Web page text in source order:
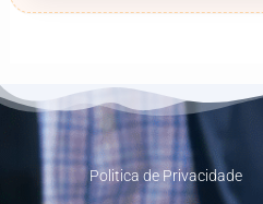
Politica de Privacidade